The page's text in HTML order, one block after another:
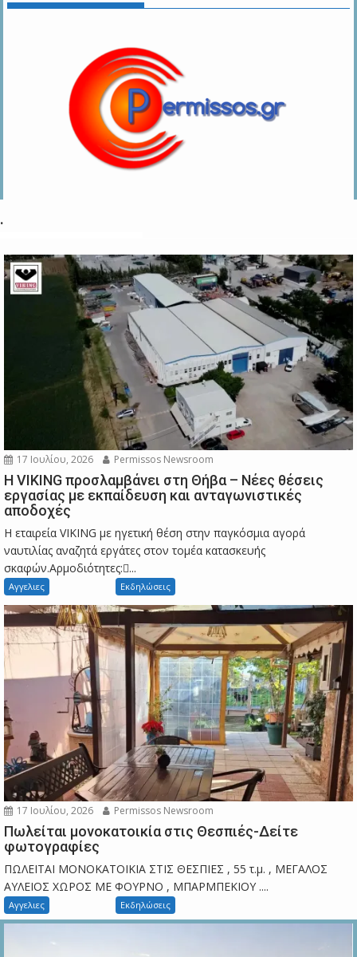
.
17 Ιουλίου, 2026 Permissos Newsroom
Η VIKING προσλαμβάνει στη Θήβα – Νέες θέσεις
εργασίας με εκπαίδευση και ανταγωνιστικές
αποδοχές
Η εταιρεία VIKING με ηγετική θέση στην παγκόσμια αγορά
ναυτιλίας αναζητά εργάτες στον τομέα κατασκευής
σκαφών.Αρμοδιότητες:...
Αγγελιες Εκδηλώσεις
17 Ιουλίου, 2026 Permissos Newsroom
Πωλείται μονοκατοικία στις Θεσπιές-Δείτε
φωτογραφίες
ΠΩΛΕΙΤΑΙ ΜΟΝΟΚΑΤΟΙΚΙΑ ΣΤΙΣ ΘΕΣΠΙΕΣ , 55 τ.μ. , ΜΕΓΑΛΟΣ
ΑΥΛΕΙΟΣ ΧΩΡΟΣ ΜΕ ΦΟΥΡΝΟ , ΜΠΑΡΜΠΕΚΙΟΥ ....
Αγγελιες Εκδηλώσεις